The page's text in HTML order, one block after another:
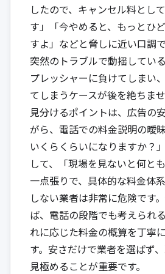
したので、キャンセル料とし
す」「今やめると、もっとひ
すよ」などと脅しに近い口調
突然のトラブルで動揺してい
プレッシャーに負けてしまい
てしまうケースが後を絶ちま
見分けるポイントは、広告の
がら、電話での料金説明の曖
いくらくらいになりますか？
して、「現場を見ないと何と
一点張りで、具体的な料金体
しない業者は非常に危険です
ば、電話の段階でも考えられ
れに応じた料金の概算を丁寧
す。安さだけで業者を選ばず
見極めることが重要です。